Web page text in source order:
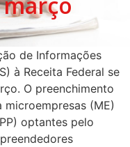
de Informações
à Receita Federal se
O preenchimento
(ME)
optantes pelo